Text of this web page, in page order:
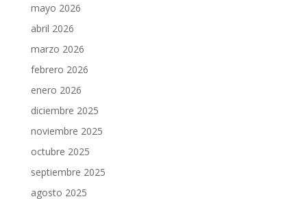
mayo 2026
abril 2026
marzo 2026
febrero 2026
enero 2026
diciembre 2025
noviembre 2025
octubre 2025
septiembre 2025
agosto 2025